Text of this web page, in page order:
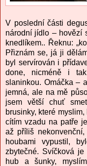
V poslední části
národní jídlo – hovězí
knedlíkem.. Řeknu:
Přiznám se, já ji
byl servírován i
done, nicméně i
slaninkou. Omáčka –
jemná, ale na mě
jsem větší chuť
brusinky, které
cítím vzadu na patře
až příliš
houbami vypustil,
zbytečné. Svíčková
hub a šunky,